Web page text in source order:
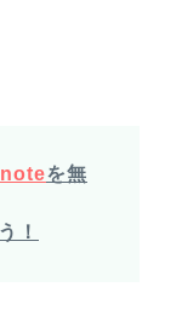
を無
！